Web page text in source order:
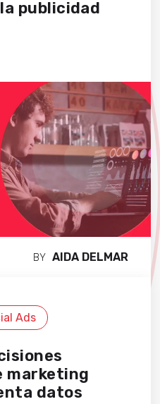
publicidad
BY AIDA DELMAR
Ads
marketing
datos